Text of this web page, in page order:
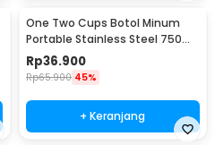
One Two Cups Botol Minum
Portable Stainless Steel 750ml
- YM006
Rp36.900
Rp65.900 45%
+ Keranjang